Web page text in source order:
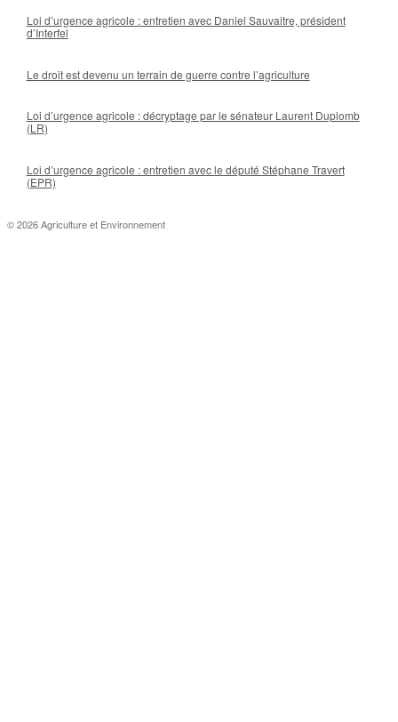
Loi d’urgence agricole : entretien avec Daniel Sauvaitre, président
d’Interfel
Le droit est devenu un terrain de guerre contre l’agriculture
Loi d’urgence agricole : décryptage par le sénateur Laurent Duplomb
(LR)
Loi d’urgence agricole : entretien avec le député Stéphane Travert
(EPR)
© 2026 Agriculture et Environnement